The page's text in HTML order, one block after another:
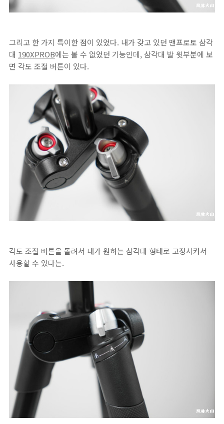
그리고 한 가지 특이한 점이 있었다. 내가 갖고 있던 맨프로토 삼각
대 190XPROB에는 볼 수 없었던 기능인데, 삼각대 발 윗부분에 보
면 각도 조절 버튼이 있다.
각도 조절 버튼을 돌려서 내가 원하는 삼각대 형태로 고정시켜서
사용할 수 있다는.